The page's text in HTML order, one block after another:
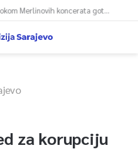
U julu u KS rast broja gostiju, tokom Merlinovih koncerata gotovo 156 miliona KM prometa
za korupciju